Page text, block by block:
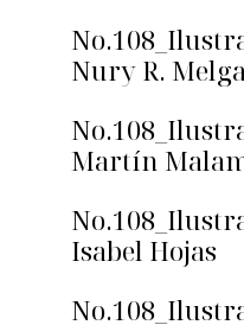
Nury R.
Martín
Isabel Hojas